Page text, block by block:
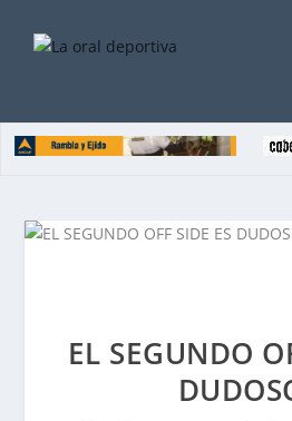
EL SEGUNDO